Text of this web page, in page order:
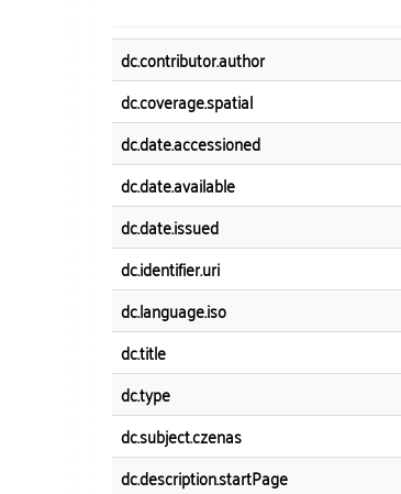
dc.contributor.author
dc.coverage.spatial
dc.date.accessioned
dc.date.available
dc.date.issued
dc.identifier.uri
dc.language.iso
dc.title
dc.type
dc.subject.czenas
dc.description.startPage